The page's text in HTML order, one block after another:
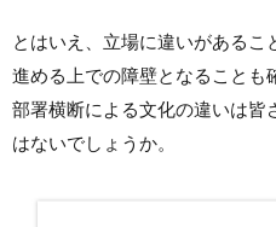
とはいえ、立場に違いがあるこ
進める上での障壁となることも
部署横断による文化の違いは皆
はないでしょうか。